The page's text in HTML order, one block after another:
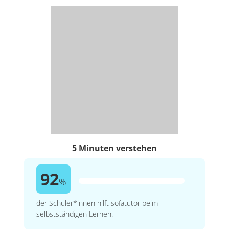
5 Minuten verstehen
92%
der Schüler*innen hilft sofatutor beim
selbstständigen Lernen.